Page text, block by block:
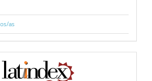
as